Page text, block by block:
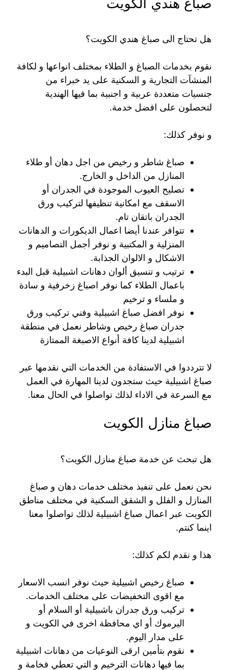
هل تحتاج الى صباغ هندي الكويت؟
نقوم بخدمات الصباغ و الطلاء بمختلف انواعها و لكافة
المنشآت التجارية و السكنية على يد خبراء من
جنسيات متعددة عربية و اجنبية بما فيها الهندية
لتحصلون على افضل خدمة.
و نوفر كذلك:
صباغ شاطر و رخيص من اجل دهان أو طلاء
المنازل من الداخل و الخارج.
تصليح العيوب الموجودة في الجدران أو
الاسقف مع امكانية تنظيفها لتركيب ورق
الجدران باتقان تام.
تتوافر عندنا أيضا اعمال الديكورات و الدهانات
المنزلية و المكتبية و نوفر أجمل التصاميم و
الاشكال و الالوان الجذابة.
ترتيب و تنسيق ألوان دهانات اشبيلية قبل البدء
باعمال الطلاء كما نوفر اصباغ زخرفية و سادة
و ملساء و ترخيم
نوفر افضل صباغ اشبيلية وفني تركيب ورق
جدران صباغ رخيص وشاطر نعمل في منطقة
اشبيلية لدينا كافة أنواع الاصبغة الممتازة
لا تترددوا في الاستفادة من الخدمات التي نقدمها عبر
صباغ اشبيلية حيث ستجدون لدينا المهارة في العمل
مع السرعة في الاداء لذلك تواصلوا في الحال معنا.
صباغ منازل الكويت
هل تبحث عن خدمة صباغ منازل الكويت؟
نحن نعمل على تنفيذ مختلف خدمات دهان و صباغ
المنازل و الفلل و الشقق السكنية في مختلف مناطق
الكويت عبر اعمال صباغ اشبيلية لذلك تواصلوا معنا
اينما كنتم.
هذا و نقدم لكم كذلك:
صباغ رخيص اشبيلية حيث نوفر انسب الاسعار
مع اقوى التخفيضات على مختلف الخدمات.
تركيب ورق جدران باشبيلية أو السلام أو
اليرموك أو اي محافظة اخرى في الكويت و
على مدار اليوم.
نقوم بتأمين ارقى النوعيات من دهانات اشبيلية
بما فيها دهانات الترخيم و التي تعطي فخامة و